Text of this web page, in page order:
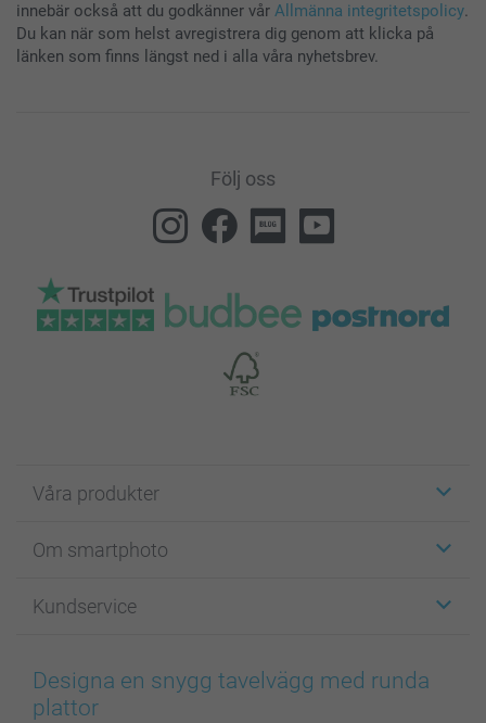
innebär också att du godkänner vår Allmänna integritetspolicy.
Du kan när som helst avregistrera dig genom att klicka på
länken som finns längst ned i alla våra nyhetsbrev.
Följ oss
Våra produkter
Fotokort
Fotoböcker
Bilder, Fotoförstoring & Fotohäften
Skal till Mobil & Surfplatta
Om smartphoto
För affiliates
Cookie Policy
Sitemap
Kundservice
smartgaranti
smartbonus
Designa en snygg tavelvägg med runda
plattor